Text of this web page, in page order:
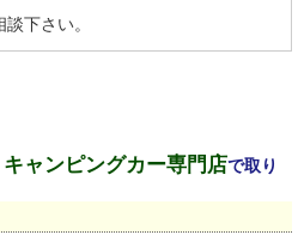
下さい。
ャンピングカー専門店で取り